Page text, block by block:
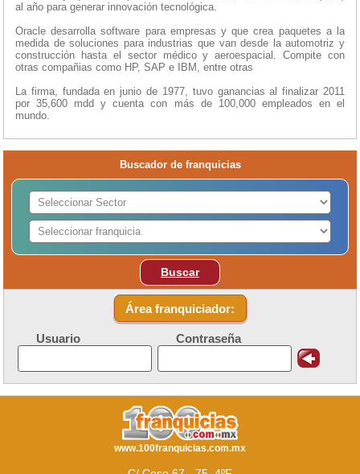
al año para generar innovación tecnológica.
Oracle desarrolla software para empresas y que crea paquetes a la
medida de soluciones para industrias que van desde la automotriz y
construcción hasta el sector médico y aeroespacial. Compite con
otras compañias como HP, SAP e IBM, entre otras
La firma, fundada en junio de 1977, tuvo ganancias al finalizar 2011
por 35,600 mdd y cuenta con más de 100,000 empleados en el
mundo.
Buscador de franquicias
Buscar
Área franquiciador:
Usuario Contraseña
www.100franquicias.com.mx